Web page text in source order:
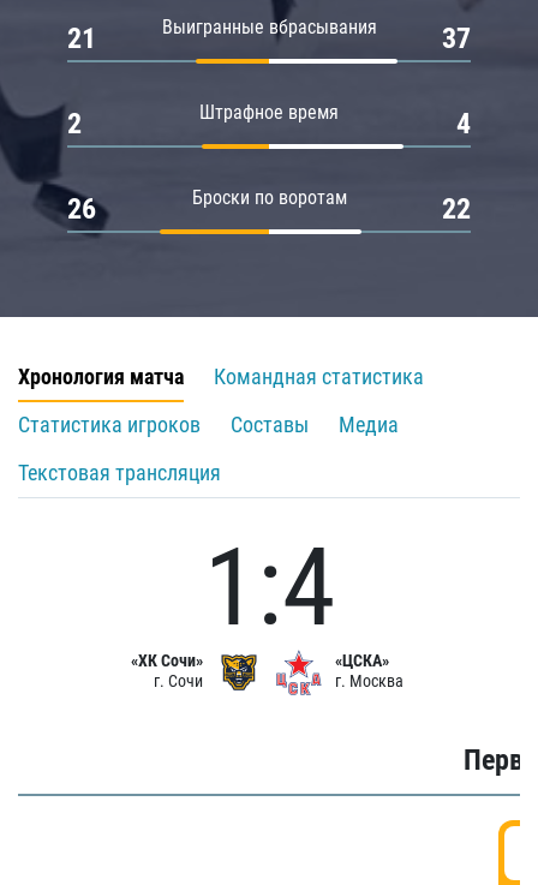
Выигранные вбрасывания
21 37
Штрафное время
2 4
Броски по воротам
26 22
Хронология матча
Командная статистика
Статистика игроков
Составы
Медиа
Текстовая трансляция
«ХК Сочи»
г. Сочи
1:4
«ЦСКА»
г. Москва